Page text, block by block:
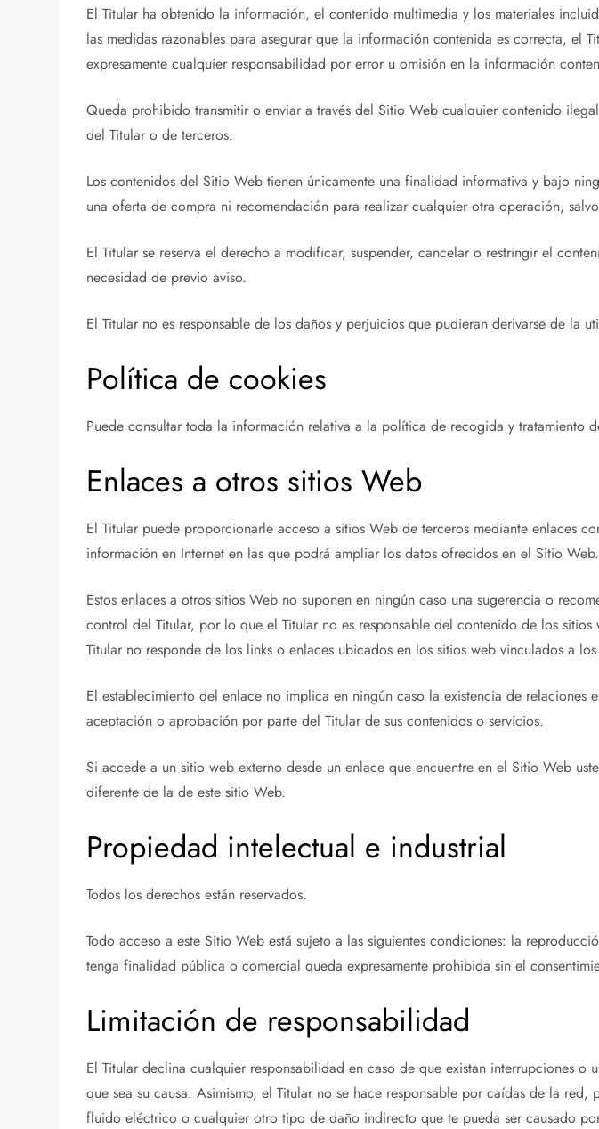
El Titular ha obtenido la información, el contenido multimedia y los materiales
las medidas razonables para asegurar que la información contenida es correcta, el
expresamente cualquier responsabilidad por error u omisión en la información
Queda prohibido transmitir o enviar a través del Sitio Web cualquier contenido
del Titular o de terceros.
Los contenidos del Sitio Web tienen únicamente una finalidad informativa y bajo
una oferta de compra ni recomendación para realizar cualquier otra operación,
El Titular se reserva el derecho a modificar, suspender, cancelar o restringir el
necesidad de previo aviso.
El Titular no es responsable de los daños y perjuicios que pudieran derivarse de la
Política de cookies
Puede consultar toda la información relativa a la política de recogida y tratamiento
Enlaces a otros sitios Web
El Titular puede proporcionarle acceso a sitios Web de terceros mediante enlaces
información en Internet en las que podrá ampliar los datos ofrecidos en el Sitio Web.
Estos enlaces a otros sitios Web no suponen en ningún caso una sugerencia o
control del Titular, por lo que el Titular no es responsable del contenido de los
Titular no responde de los links o enlaces ubicados en los sitios web vinculados a
El establecimiento del enlace no implica en ningún caso la existencia de
aceptación o aprobación por parte del Titular de sus contenidos o servicios.
Si accede a un sitio web externo desde un enlace que encuentre en el Sitio Web
diferente de la de este sitio Web.
Propiedad intelectual e industrial
Todos los derechos están reservados.
Todo acceso a este Sitio Web está sujeto a las siguientes condiciones: la
tenga finalidad pública o comercial queda expresamente prohibida sin el
Limitación de responsabilidad
El Titular declina cualquier responsabilidad en caso de que existan interrupciones
que sea su causa. Asimismo, el Titular no se hace responsable por caídas de la
fluido eléctrico o cualquier otro tipo de daño indirecto que te pueda ser causado